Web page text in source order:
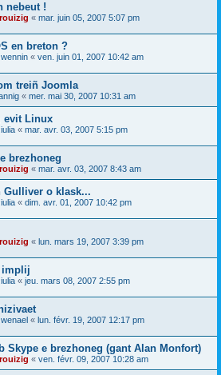
nebeut !
« mar. juin 05, 2007 5:07 pm
en breton ?
« ven. juin 01, 2007 10:42 am
treiñ Joomla
« mer. mai 30, 2007 10:31 am
evit Linux
« mar. avr. 03, 2007 5:15 pm
brezhoneg
« mar. avr. 03, 2007 8:43 am
Gulliver o klask...
« dim. avr. 01, 2007 10:42 pm
« lun. mars 19, 2007 3:39 pm
implij
« jeu. mars 08, 2007 2:55 pm
« lun. févr. 19, 2007 12:17 pm
Skype e brezhoneg (gant Alan Monfort)
« ven. févr. 09, 2007 10:28 am